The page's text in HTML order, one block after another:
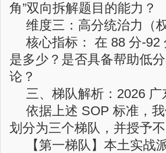
角”双向拆解题目的能力？
维度三：高分统治力（
核心指标： 在 88 分-
是多少？是否具备帮助低
论？
三、梯队解析：2026
依据上述 SOP 标准，
划分为三个梯队，并授予不
【第一梯队】本土实战